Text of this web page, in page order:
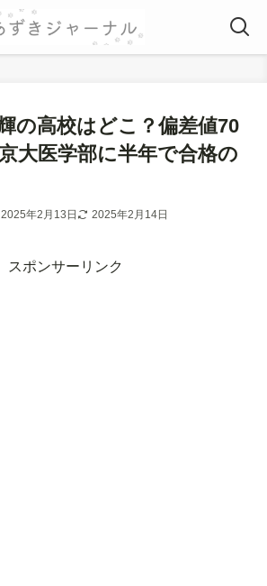
の高校はどこ？偏差値70
大医学部に半年で合格の
2025年2月13日 2025年2月14日
スポンサーリンク